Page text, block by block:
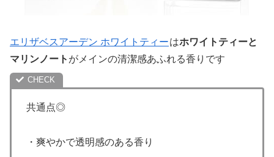
エリザベスアーデン ホワイトティーはホワイトティーと
マリンノート がメインの清潔感あふれる香りです
共通点◎
・爽やかで透明感のある香り